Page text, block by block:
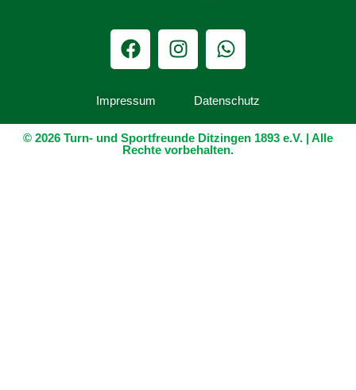
Impressum Datenschutz
© 2026 Turn- und Sportfreunde Ditzingen 1893 e.V. | Alle
Rechte vorbehalten.